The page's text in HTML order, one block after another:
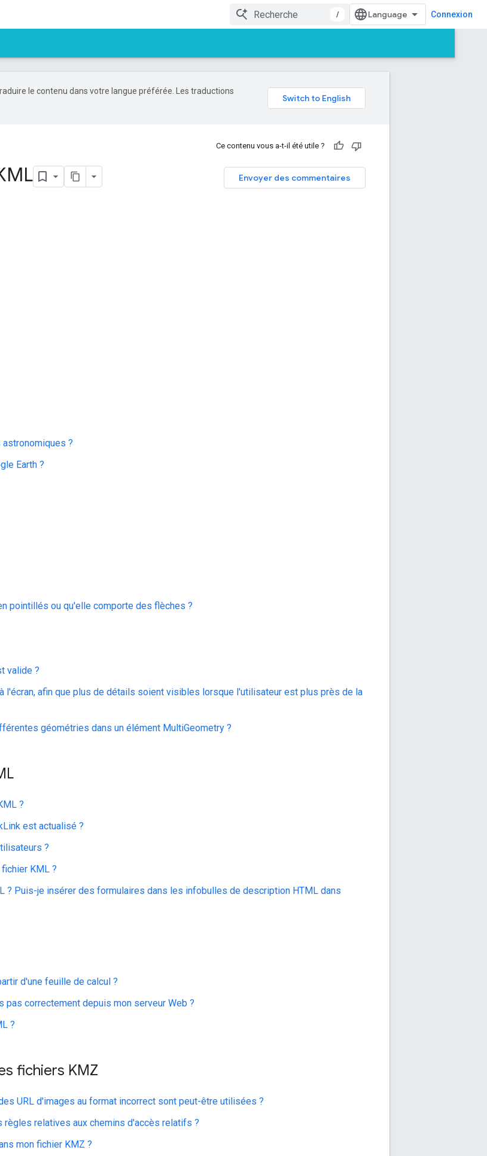
/ Connexion
le contenu dans votre langue préférée. Les traductions
Ce contenu vous a-t-il été utile ?
Envoyer des commentaires
astronomiques ?
Earth ?
pointillés ou qu'elle comporte des flèches ?
valide ?
l'écran, afin que plus de détails soient visibles lorsque l'utilisateur est plus près de la
géométries dans un élément MultiGeometry ?
?
est actualisé ?
?
KML ?
? Puis-je insérer des formulaires dans les infobulles de description HTML dans
d'une feuille de calcul ?
pas correctement depuis mon serveur Web ?
?
fichiers KMZ
URL d'images au format incorrect sont peut-être utilisées ?
règles relatives aux chemins d'accès relatifs ?
mon fichier KMZ ?